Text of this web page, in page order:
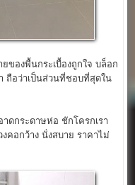
ของพื้นกระเบื้องถูกใจ บล็อก
ถือว่าเป็นส่วนที่ชอบที่สุดใน
ดกระดาษห่อ ชักโครกเรา
งคอกว้าง นั่งสบาย ราคาไม่